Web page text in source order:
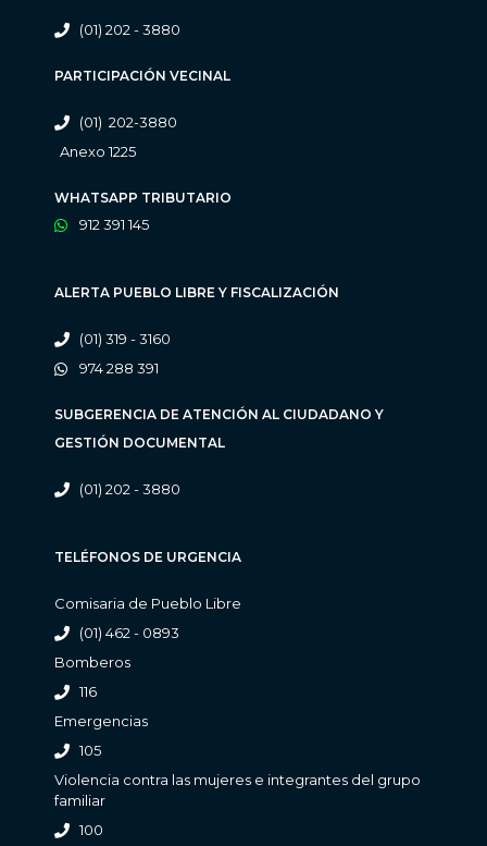
(01) 202 - 3880
PARTICIPACIÓN VECINAL
(01) 202-3880
Anexo 1225
WHATSAPP TRIBUTARIO
912 391 145
ALERTA PUEBLO LIBRE Y FISCALIZACIÓN
(01) 319 - 3160
974 288 391
SUBGERENCIA DE ATENCIÓN AL CIUDADANO Y
GESTIÓN DOCUMENTAL
(01) 202 - 3880
TELÉFONOS DE URGENCIA
Comisaria de Pueblo Libre
(01) 462 - 0893
Bomberos
116
Emergencias
105
Violencia contra las mujeres e integrantes del grupo
familiar
100